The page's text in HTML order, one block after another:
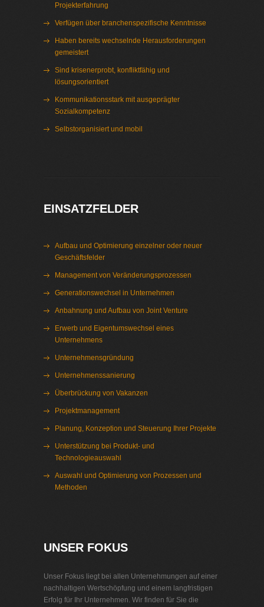
Projekterfahrung
Verfügen über branchenspezifische Kenntnisse
Haben bereits wechselnde Herausforderungen
gemeistert
Sind krisenerprobt, konfliktfähig und
lösungsorientiert
Kommunikationsstark mit ausgeprägter
Sozialkompetenz
Selbstorganisiert und mobil
EINSATZFELDER
Aufbau und Optimierung einzelner oder neuer
Geschäftsfelder
Management von Veränderungsprozessen
Generationswechsel in Unternehmen
Anbahnung und Aufbau von Joint Venture
Erwerb und Eigentumswechsel eines
Unternehmens
Unternehmensgründung
Unternehmenssanierung
Überbrückung von Vakanzen
Projektmanagement
Planung, Konzeption und Steuerung Ihrer Projekte
Unterstützung bei Produkt- und
Technologieauswahl
Auswahl und Optimierung von Prozessen und
Methoden
UNSER FOKUS
Unser Fokus liegt bei allen Unternehmungen auf einer
nachhaltigen Wertschöpfung und einem langfristigen
Erfolg für Ihr Unternehmen. Wir finden für Sie die